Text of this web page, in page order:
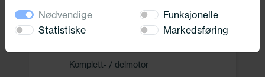
Ureainnsprøytning
Motor
Komplett- / delmotor
Nødvendige
Funksjonelle
Statistiske
Markedsføring